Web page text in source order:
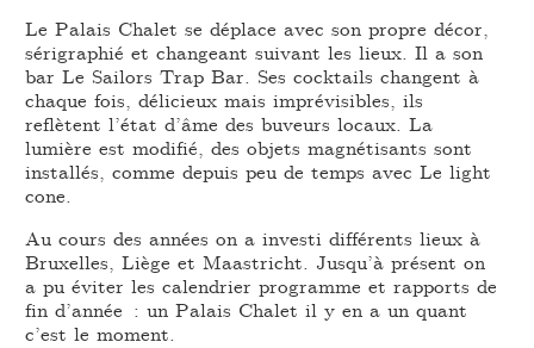
Le Palais Chalet se déplace avec son propre décor,
sérigraphié et changeant suivant les lieux. Il a son
bar Le Sailors Trap Bar. Ses cocktails changent à
chaque fois, délicieux mais imprévisibles, ils
reflètent l’état d’âme des buveurs locaux. La
lumière est modifié, des objets magnétisants sont
installés, comme depuis peu de temps avec Le light
cone.
Au cours des années on a investi différents lieux à
Bruxelles, Liège et Maastricht. Jusqu’à présent on
a pu éviter les calendrier programme et rapports de
fin d’année : un Palais Chalet il y en a un quant
c’est le moment.